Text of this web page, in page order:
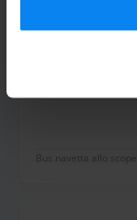
Informativa sulla
Parcheggio da 31/
Molto
Bus navetta allo